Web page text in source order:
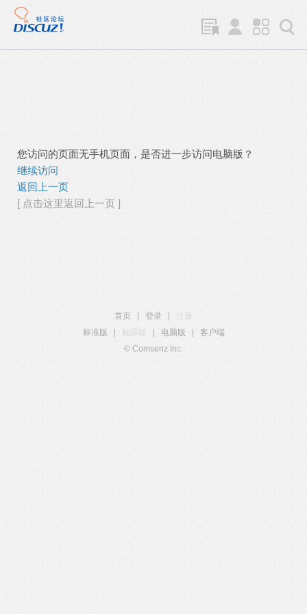
您访问的页面无手机页面，是否进一步访问电脑版？
继续访问
返回上一页
[ 点击这里返回上一页 ]
首页 登录
注册
标准版
触屏版 电脑版
客户端
© Comsenz Inc.